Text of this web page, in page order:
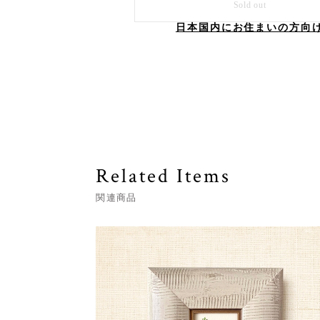
Sold out
日本国内にお住まいの方向
Related Items
関連商品